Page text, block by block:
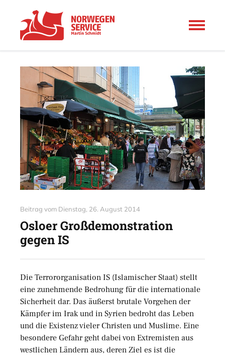
Beitrag vom Dienstag, 26. August 2014
Osloer Großdemonstration
gegen IS
Die Terrororganisation IS (Islamischer Staat) stellt
eine zunehmende Bedrohung für die internationale
Sicherheit dar. Das äußerst brutale Vorgehen der
Kämpfer im Irak und in Syrien bedroht das Leben
und die Existenz vieler Christen und Muslime. Eine
besondere Gefahr geht dabei von Extremisten aus
westlichen Ländern aus, deren Ziel es ist die